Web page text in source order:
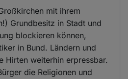
mit ihrem
Grundbesitz in Stadt und
blockieren können,
in Bund. Ländern und
Hirten weiterhin erpressbar.
die Religionen und